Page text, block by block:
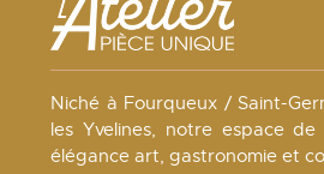
Niché à Fourqueux / Saint-
les Yvelines, notre espace
élégance art, gastronomie et